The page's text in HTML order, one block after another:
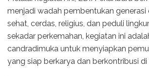
menjadi wadah pembentukan generasi
sehat, cerdas, religius, dan peduli
sekadar perkemahan, kegiatan ini
candradimuka untuk menyiapkan
yang siap berkarya dan berkontribusi